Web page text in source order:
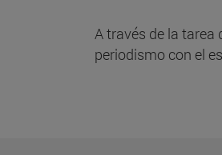
A través de la
periodismo con el